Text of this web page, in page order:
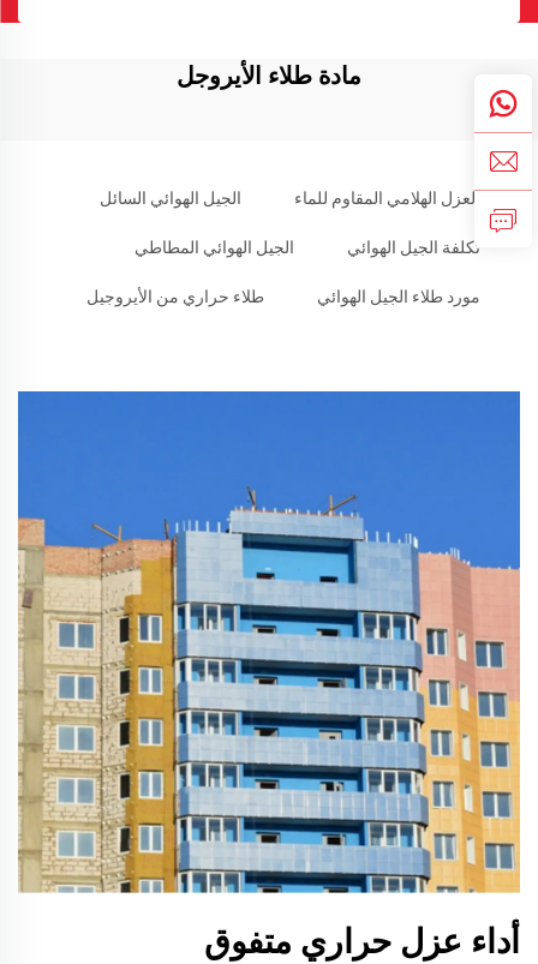
مادة طلاء الأيروجل
العزل الهلامي المقاوم للماء الجيل الهوائي السائل
تكلفة الجيل الهوائي الجيل الهوائي المطاطي
مورد طلاء الجيل الهوائي طلاء حراري من الأيروجيل
أداء عزل حراري متفوق